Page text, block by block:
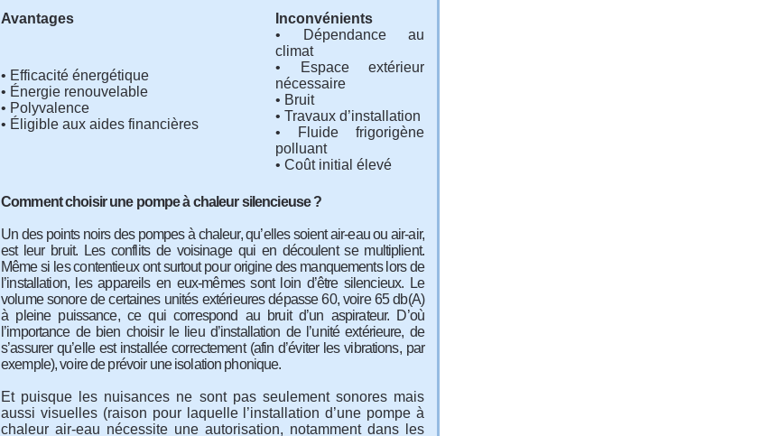
Avantages Inconvénients
• Efficacité énergétique
• Énergie renouvelable
• Polyvalence
• Éligible aux aides financières
• Dépendance au
climat
• Espace extérieur
nécessaire
• Bruit
• Travaux d’installation
• Fluide frigorigène
polluant
• Coût initial élevé
Comment choisir une pompe à chaleur silencieuse ?
Un des points noirs des pompes à chaleur, qu’elles soient air-eau ou air-air,
est leur bruit. Les conflits de voisinage qui en découlentse multiplient.
Même si les contentieux ont surtout pour origine des manquements lors de
l’installation, les appareils en eux-mêmes sont loin d’être silencieux. Le
volume sonore de certaines unités extérieures dépasse 60, voire 65 db(A)
à pleine puissance, ce qui correspond au bruit d’un aspirateur. D’où
l’importance de bien choisir le lieu d’installation de l’unité extérieure, de
s’assurer qu’elle est installée correctement (afin d’éviter les vibrations, par
exemple), voire de prévoir une isolation phonique.
Et puisque les nuisances ne sont pas seulement sonores mais
aussi visuelles (raison pour laquelle l’installation d’une pompe à
chaleur air-eau nécessite une autorisation, notamment dans les